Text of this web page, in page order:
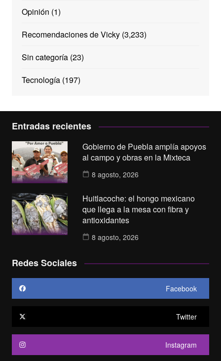
Opinión (1)
Recomendaciones de Vicky(3,233)
Sin categoría(23)
Tecnología(197)
Entradas recientes
Gobierno de Puebla amplía apoyos
al campo y obras en la Mixteca
8 agosto, 2026
Huitlacoche: el hongo mexicano
que llega a la mesa con fibra y
antioxidantes
8 agosto, 2026
Redes Sociales
Facebook
Twitter
Instagram